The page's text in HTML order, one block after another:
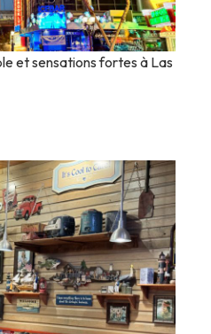
et sensations fortes à Las